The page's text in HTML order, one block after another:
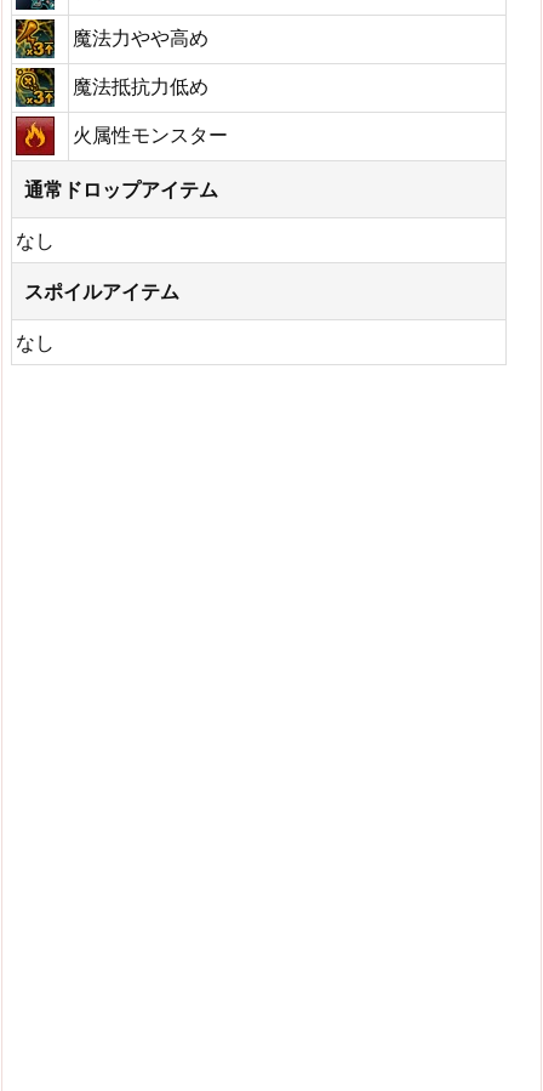
魔法力やや高め
魔法抵抗力低め
火属性モンスター
通常ドロップアイテム
なし
スポイルアイテム
なし